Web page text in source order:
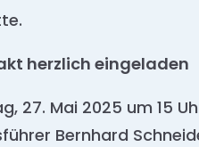
herzlich eingeladen
27. Mai 2025 um 15
Bernhard